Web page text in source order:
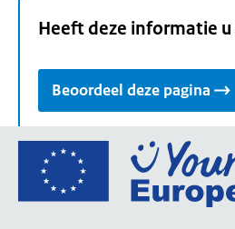
Heeft deze informatie
Beoordeel deze pagina